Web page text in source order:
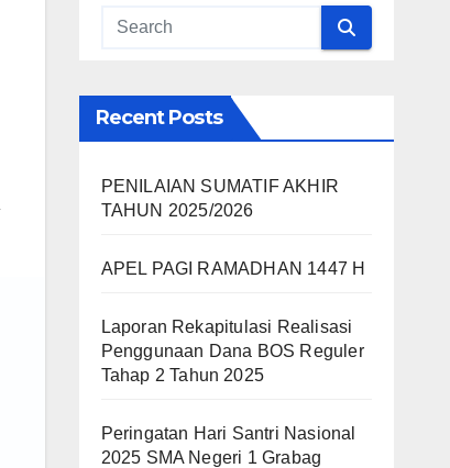
Recent Posts
PENILAIAN SUMATIF AKHIR
TAHUN 2025/2026
APEL PAGI RAMADHAN 1447 H
Laporan Rekapitulasi Realisasi
Penggunaan Dana BOS Reguler
Tahap 2 Tahun 2025
Peringatan Hari Santri Nasional
2025 SMA Negeri 1 Grabag